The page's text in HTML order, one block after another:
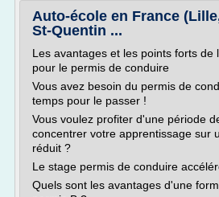
Auto-école en France
St-Quentin ...
Les avantages et les points forts de
pour le permis de conduire
Vous avez besoin du permis de
temps pour le passer !
Vous voulez profiter d'une période
concentrer votre apprentissage sur
réduit ?
Le stage permis de conduire
Quels sont les avantages d'une